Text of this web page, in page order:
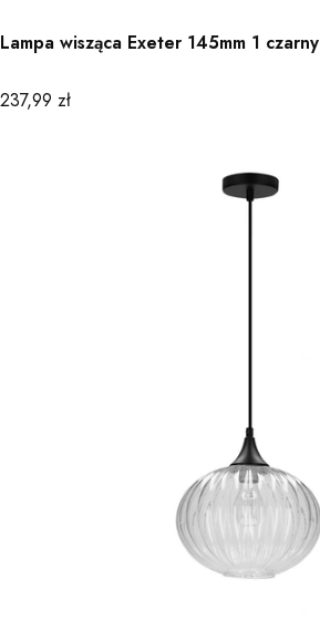
Lampa wisząca Exeter 145mm 1 czarny
Cena
237,99 zł